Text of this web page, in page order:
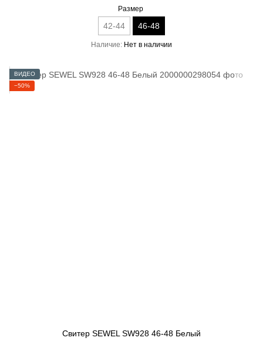
Размер
42-44 46-48
Наличие Нет в наличии
ВИДЕО
−50%
Свитер SEWEL SW928 46-48 Белый